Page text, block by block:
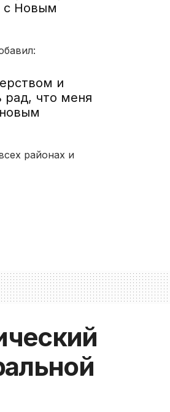
с Новым
и
рад, что меня
районах и